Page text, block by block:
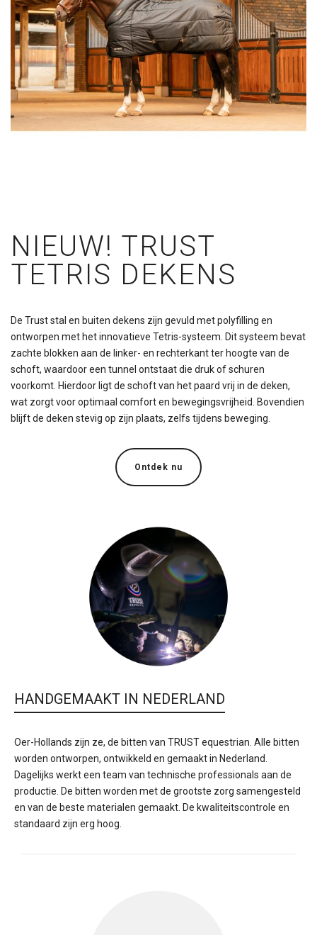
NIEUW! TRUST
TETRIS DEKENS
De Trust stal en buiten dekens zijn gevuld met polyfilling en
ontworpen met het innovatieve Tetris-systeem. Dit systeem bevat
zachte blokken aan de linker- en rechterkant ter hoogte van de
schoft, waardoor een tunnel ontstaat die druk of schuren
voorkomt. Hierdoor ligt de schoft van het paard vrij in de deken,
wat zorgt voor optimaal comfort en bewegingsvrijheid. Bovendien
blijft de deken stevig op zijn plaats, zelfs tijdens beweging.
Ontdek nu
HANDGEMAAKT IN NEDERLAND
Oer-Hollands zijn ze, de bitten van TRUST equestrian. Alle bitten
worden ontworpen, ontwikkeld en gemaakt in Nederland.
Dagelijks werkt een team van technische professionals aan de
productie. De bitten worden met de grootste zorg samengesteld
en van de beste materialen gemaakt. De kwaliteitscontrole en
standaard zijn erg hoog.